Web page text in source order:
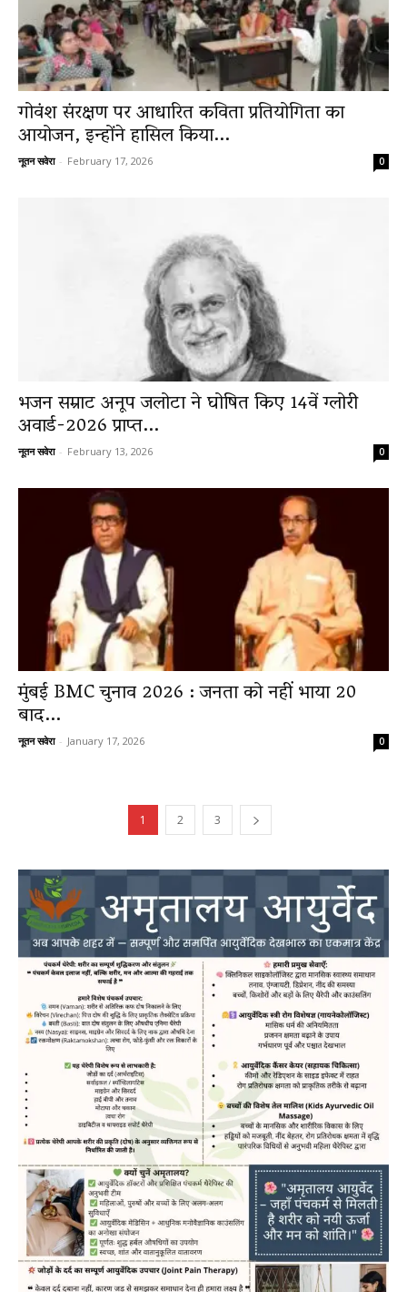
गोवंश संरक्षण पर आधारित कविता प्रतियोगिता का
आयोजन, इन्होंने हासिल किया...
नूतन सवेरा - February 17, 2026 0
भजन सम्राट अनूप जलोटा ने घोषित किए 14वें ग्लोरी
अवार्ड-2026 प्राप्त...
नूतन सवेरा - February 13, 2026 0
मुंबई BMC चुनाव 2026 : जनता को नहीं भाया 20
बाद...
नूतन सवेरा - January 17, 2026 0
1 2 3